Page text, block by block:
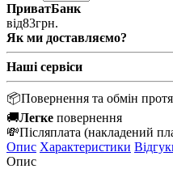
ПриватБанк
від83грн.
Як ми доставляємо?
Наші сервіси
📦Повернення та обмін
🚚Легке повернення
💸Післяплата (накладений
Опис Характеристики
Опис